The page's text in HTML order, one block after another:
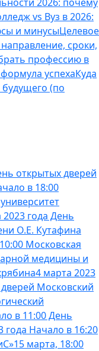
vs Вуз в 2026:
и минусыЦелевое
сроки,
профессию в
успехаКуда
(по
открытых дверей
в 18:00
2023 года День
О.Е. Кутафина
Московская
медицины и
4 марта 2023
Московский
в 11:00 День
года Начало в 16:20
15 марта, 18:00